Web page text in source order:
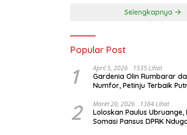
Selengkapnya
Popular Post
1 April 5, 2026 1535 Lihat
Gardenia Olin Rumbarar
Numfor, Petinju Terbaik
2 Maret 20, 2026 1384 Lihat
Loloskan Paulus Ubruange,
Somasi Pansus DPRK